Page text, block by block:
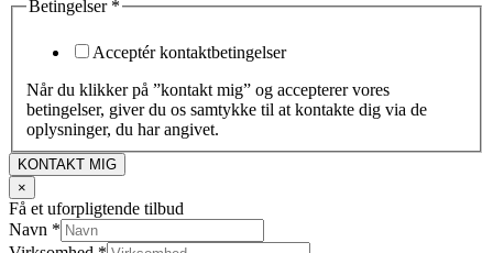
Betingelser *
Acceptér kontaktbetingelser
Når du klikker på ”kontakt mig” og accepterer vores
betingelser, giver du os samtykke til at kontakte dig via de
oplysninger, du har angivet.
KONTAKT MIG
×
Få et uforpligtende tilbud
Navn *